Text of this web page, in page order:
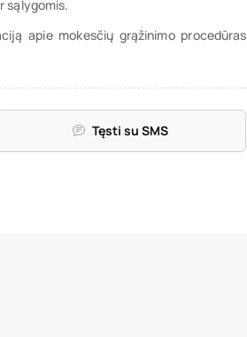
sąlygomis.
apie mokesčių grąžinimo procedūras
Tęsti su SMS